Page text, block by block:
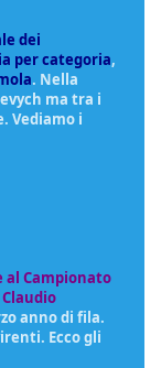
dei
per categoria,
. Nella
ma tra i
Vediamo i
Campionato
anno di fila.
Ecco gli